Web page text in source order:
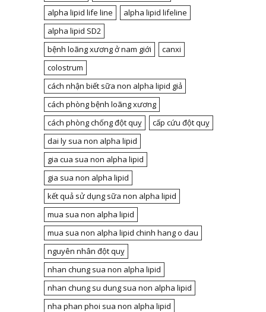
alpha lipid life line
alpha lipid lifeline
alpha lipid SD2
bệnh loãng xương ở nam giới
canxi
colostrum
cách nhận biết sữa non alpha lipid giả
cách phòng bệnh loãng xương
cách phòng chống đột quỵ
cấp cứu đột quỵ
dai ly sua non alpha lipid
gia cua sua non alpha lipid
gia sua non alpha lipid
kết quả sử dụng sữa non alpha lipid
mua sua non alpha lipid
mua sua non alpha lipid chinh hang o dau
nguyên nhân đột quỵ
nhan chung sua non alpha lipid
nhan chung su dung sua non alpha lipid
nha phan phoi sua non alpha lipid